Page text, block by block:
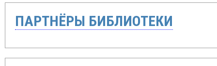
ПАРТНЁРЫ БИБЛИОТЕКИ